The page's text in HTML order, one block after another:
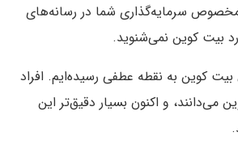
مخصوص سرمایه‌گذاری شما در رسانه‌های
بیت کوین نمی‌شنوید.
کوین به نقطه عطفی رسیده‌ایم. افراد
می‌دانند، و اکنون بسیار دقیق‌تر این